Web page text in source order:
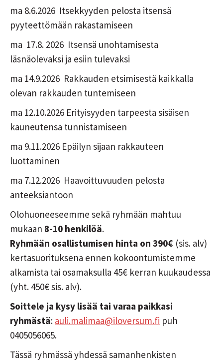
ma 8.6.2026 Itsekkyyden pelosta itsensä
pyyteettömään rakastamiseen
ma 17.8. 2026 Itsensä unohtamisesta
läsnäolevaksi ja esiin tulevaksi
ma 14.9.2026 Rakkauden etsimisestä kaikkalla
olevan rakkauden tuntemiseen
ma 12.10.2026 Erityisyyden tarpeesta sisäisen
kauneutensa tunnistamiseen
ma 9.11.2026 Epäilyn sijaan rakkauteen
luottaminen
ma 7.12.2026 Haavoittuvuuden pelosta
anteeksiantoon
Olohuoneeseemme sekä ryhmään mahtuu
mukaan 8-10 henkilöä.
Ryhmään osallistumisen hinta on 390€ (sis. alv)
kertasuorituksena ennen kokoontumistemme
alkamista tai osamaksulla 45€ kerran kuukaudessa
(yht. 450€ sis. alv).
Soittele ja kysy lisää tai varaa paikkasi
ryhmästä: auli.malimaa@iloversum.fi puh
0405056065.
Tässä ryhmässä yhdessä samanhenkisten